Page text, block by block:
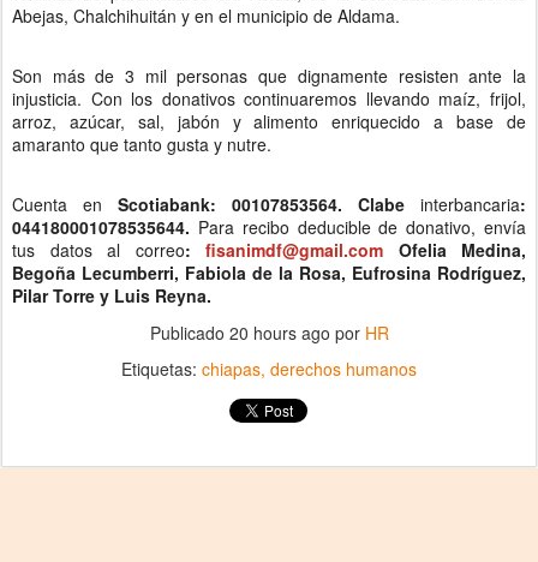
Abejas, Chalchihuitán y en el municipio de Aldama.
Son más de 3 mil personas que dignamente resisten ante la
injusticia. Con los donativos continuaremos llevando maíz, frijol,
arroz, azúcar, sal, jabón y alimento enriquecido a base de
amaranto que tanto gusta y nutre.
Cuenta en Scotiabank: 00107853564. Clabe interbancaria:
044180001078535644. Para recibo deducible de donativo, envía
tus datos al correo: fisanimdf@gmail.com Ofelia Medina,
Begoña Lecumberri, Fabiola de la Rosa, Eufrosina Rodríguez,
Pilar Torre y Luis Reyna.
Publicado 20 hours ago por HR
Etiquetas: chiapas derechos humanos